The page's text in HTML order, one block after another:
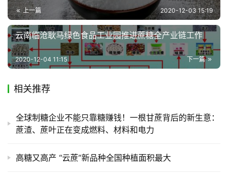
运 上一篇 2020-12-03 15:19
云南临沧耿马绿色食品工业园推进蔗糖全产业链工作
下一篇
2020-12-04 11:15
相关推荐
全球制糖企业不能只靠糖赚钱！一根甘蔗背后的新生意：
蔗渣、蔗叶正在变成燃料、材料和电力
高糖又高产 “云蔗”新品种全国种植面积最大